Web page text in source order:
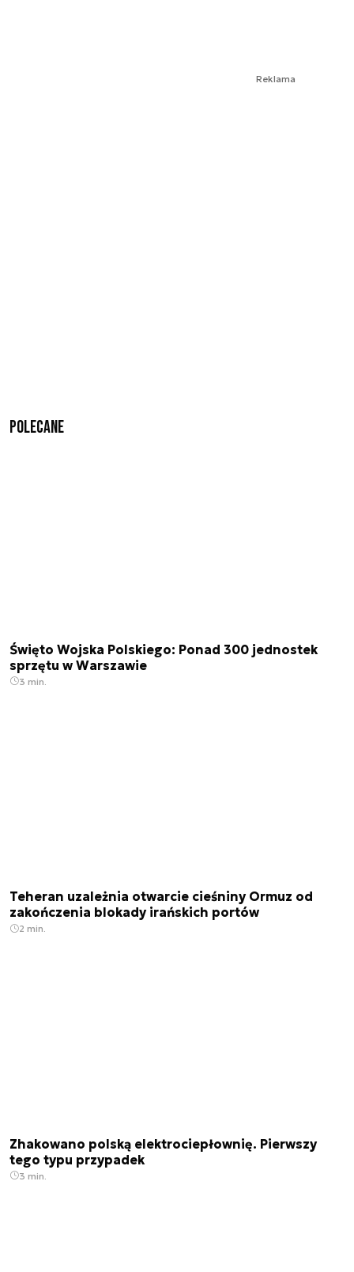
Reklama
Polecane
Święto Wojska Polskiego: Ponad 300 jednostek
sprzętu w Warszawie
3 min.
Teheran uzależnia otwarcie cieśniny Ormuz od
zakończenia blokady irańskich portów
2 min.
Zhakowano polską elektrociepłownię. Pierwszy
tego typu przypadek
3 min.